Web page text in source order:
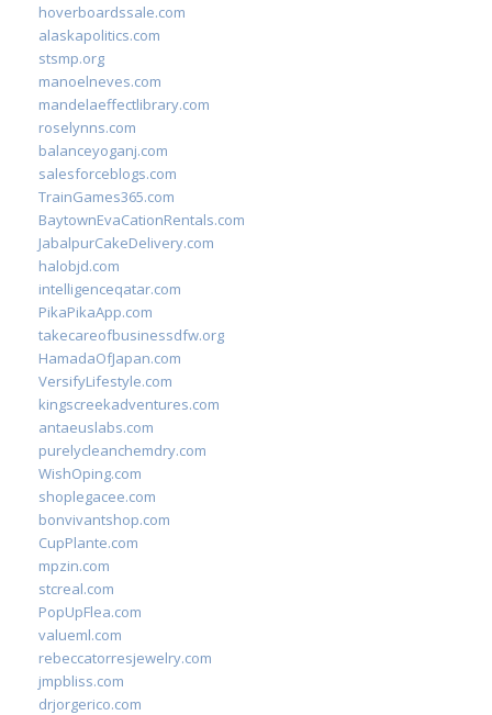
hoverboardssale.com
alaskapolitics.com
stsmp.org
manoelneves.com
mandelaeffectlibrary.com
roselynns.com
balanceyoganj.com
salesforceblogs.com
TrainGames365.com
BaytownEvaCationRentals.com
JabalpurCakeDelivery.com
halobjd.com
intelligenceqatar.com
PikaPikaApp.com
takecareofbusinessdfw.org
HamadaOfJapan.com
VersifyLifestyle.com
kingscreekadventures.com
antaeuslabs.com
purelycleanchemdry.com
WishOping.com
shoplegacee.com
bonvivantshop.com
CupPlante.com
mpzin.com
stcreal.com
PopUpFlea.com
valueml.com
rebeccatorresjewelry.com
jmpbliss.com
drjorgerico.com